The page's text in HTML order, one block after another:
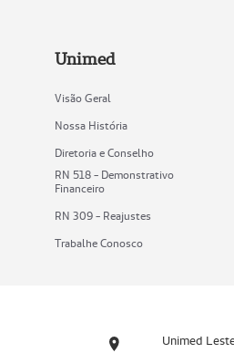
Unimed
Visão Geral
Nossa História
Diretoria e Conselho
RN 518 - Demonstrativo
Financeiro
RN 309 - Reajustes
Trabalhe Conosco
Unimed